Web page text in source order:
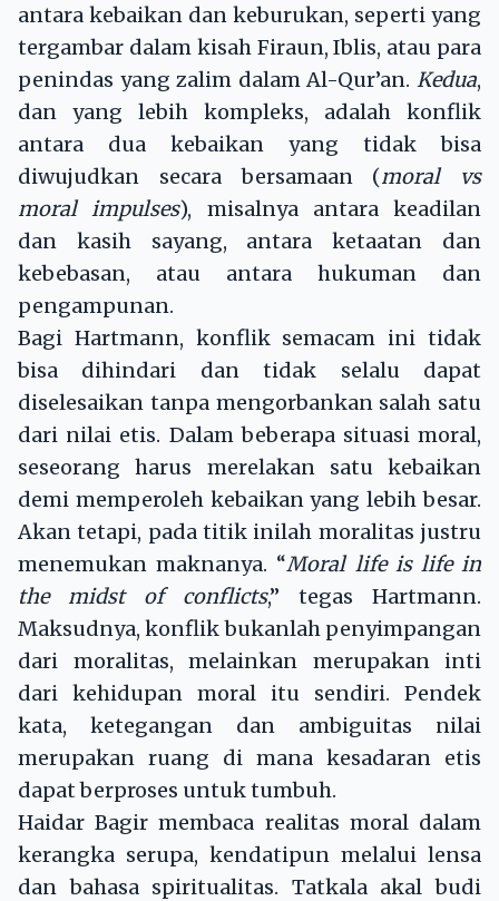
antara kebaikan dan keburukan, seperti yang
tergambar dalam kisah Firaun, Iblis, atau para
penindas yang zalim dalam Al-Qur’an. Kedua,
dan yang lebih kompleks, adalah konflik
antara dua kebaikan yang tidak bisa
diwujudkan secara bersamaan (moral vs
moral impulses), misalnya antara keadilan
dan kasih sayang, antara ketaatan dan
kebebasan, atau antara hukuman dan
pengampunan.
Bagi Hartmann, konflik semacam ini tidak
bisa dihindari dan tidak selalu dapat
diselesaikan tanpa mengorbankan salah satu
dari nilai etis. Dalam beberapa situasi moral,
seseorang harus merelakan satu kebaikan
demi memperoleh kebaikan yang lebih besar.
Akan tetapi, pada titik inilah moralitas justru
menemukan maknanya. “Moral life is life in
the midst of conflicts,” tegas Hartmann.
Maksudnya, konflik bukanlah penyimpangan
dari moralitas, melainkan merupakan inti
dari kehidupan moral itu sendiri. Pendek
kata, ketegangan dan ambiguitas nilai
merupakan ruang di mana kesadaran etis
dapat berproses untuk tumbuh.
Haidar Bagir membaca realitas moral dalam
kerangka serupa, kendatipun melalui lensa
dan bahasa spiritualitas. Tatkala akal budi